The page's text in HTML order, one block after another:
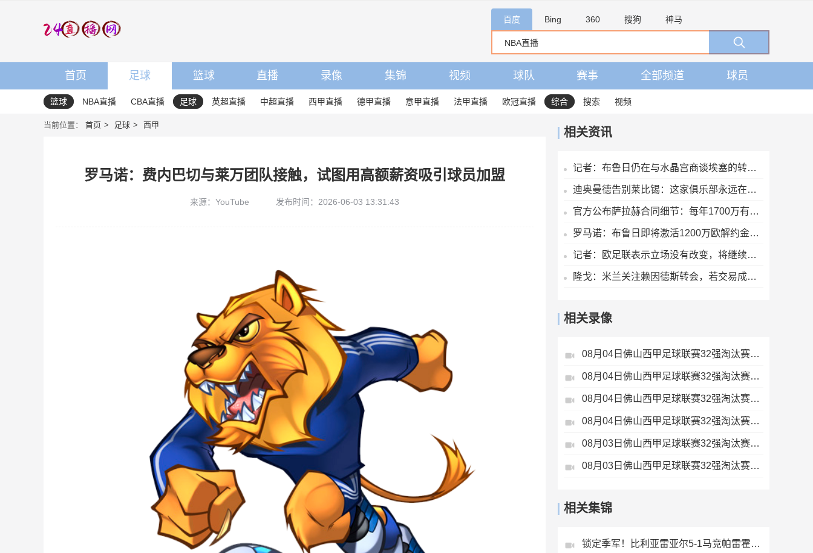
百度 Bing 360 搜狗 神马
首页 足球 篮球 直播 录像 集锦 视频 球队 赛事 全部频道 球员
篮球 NBA直播 CBA直播 足球 英超直播 中超直播 西甲直播 德甲直播 意甲直播 法甲直播 欧冠直播 综合 搜索 视频
当前位置： 首页 足球 西甲
罗马诺：费内巴切与莱万团队接触，试图用高额薪资吸引球员加盟
来源：YouTube 发布时间：2026-06-03 13:31:43
相关资讯
记者：布鲁日仍在与水晶宫商谈埃塞的转会交易
迪奥曼德告别莱比锡：这家俱乐部永远在我心中占据特殊位置
官方公布萨拉赫合同细节：每年1700万有保障收入+奖金+20%肖像权
罗马诺：布鲁日即将激活1200万欧解约金，签下马略卡前锋比尔希利
记者：欧足联表示立场没有改变，将继续抵制国际足联赛事
隆戈：米兰关注赖因德斯转会，若交易成行将获得1400万欧奖金
相关录像
08月04日佛山西甲足球联赛32强淘汰赛肇庆恒骏成VS三七互娱全场录像
08月04日佛山西甲足球联赛32强淘汰赛广东西南建设VS香港圣徒全场录像
08月04日佛山西甲足球联赛32强淘汰赛贪玩游戏VS美的薪火全场录像
08月04日佛山西甲足球联赛32强淘汰赛藝品高國際VS湛江狂狼·粵辉能源全场录像
08月03日佛山西甲足球联赛32强淘汰赛广东客家青年VS广州英华思力U17全场录像
08月03日佛山西甲足球联赛32强淘汰赛广东凤铝VS湛江八部科技全场录像
相关集锦
锁定季军！比利亚雷亚尔5-1马竞帕雷霍点射佩雷斯两射一传